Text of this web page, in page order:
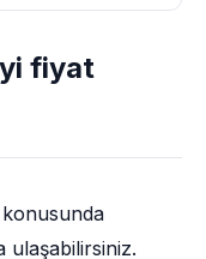
fiyat
konusunda
ulaşabilirsiniz.